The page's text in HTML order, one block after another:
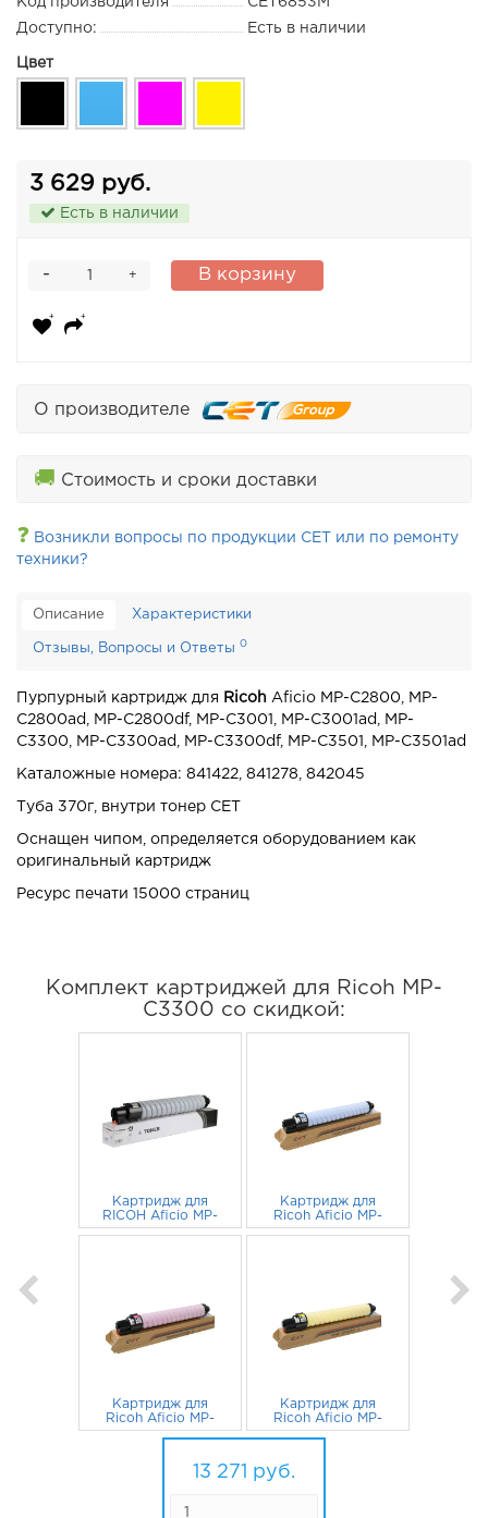
Доступно:
Есть в наличии
Цвет
3 629 руб.
Есть в наличии
+
- В корзину
О производителе
🚚 Стоимость и сроки доставки
❓ Возникли вопросы по продукции CET или по ремонту
техники?
Описание Характеристики
Отзывы, Вопросы и Ответы 0
Пурпурный картридж для Ricoh Aficio MP-C2800, MP-
C2800ad, MP-C2800df, MP-C3001, MP-C3001ad, MP-
C3300, MP-C3300ad, MP-C3300df, MP-C3501, MP-C3501ad
Каталожные номера: 841422, 841278, 842045
Туба 370г, внутри тонер CET
Оснащен чипом, определяется оборудованием как
оригинальный картридж
Ресурс печати 15000 страниц
Комплект картриджей для Ricoh MP-
C3300 со скидкой:
Картридж для
RICOH Aficio MP-
C3300, MP-C2800
Картридж для
Ricoh Aficio MP-
C3001, MP-C2800
Картридж для
Ricoh Aficio MP-
C3001, MP-C2800
пурпурный
Картридж для
Ricoh Aficio MP-
C3001, MP-C2800
13 271 руб.